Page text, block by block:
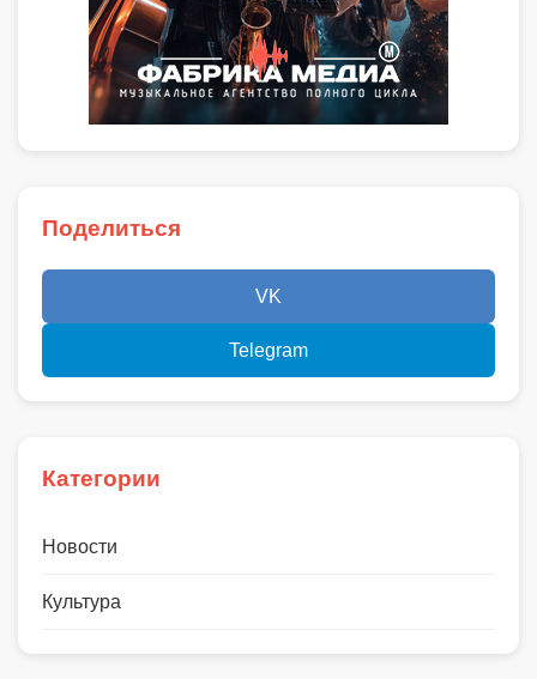
Поделиться
VK
Telegram
Категории
Новости
Культура